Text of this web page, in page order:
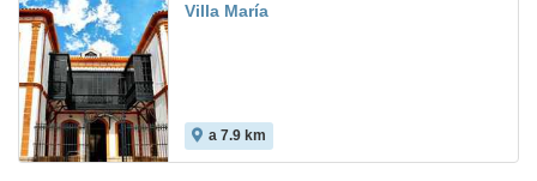
Villa María
a 7.9 km